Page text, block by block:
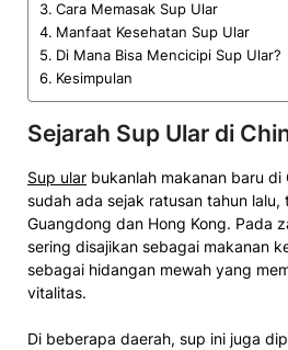
Cara Memasak Sup Ular
Manfaat Kesehatan Sup Ular
Di Mana Bisa Mencicipi Sup Ular?
Kesimpulan
Sejarah Sup Ular di
Sup ular bukanlah makanan baru di
sudah ada sejak ratusan tahun lalu,
Guangdong dan Hong Kong. Pada
sering disajikan sebagai makanan
sebagai hidangan mewah yang
vitalitas.
Di beberapa daerah, sup ini juga